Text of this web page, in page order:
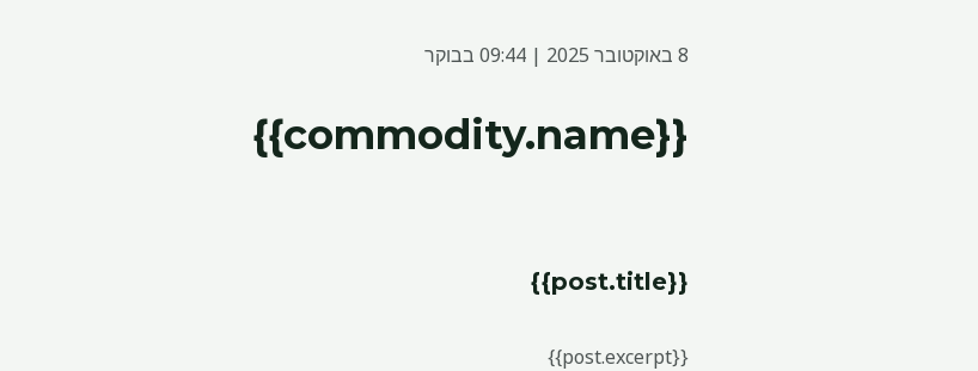
8 באוקטובר 2025 | 09:44 בבוקר
{{commodity.name}}
{{post.title}}
{{post.excerpt}}